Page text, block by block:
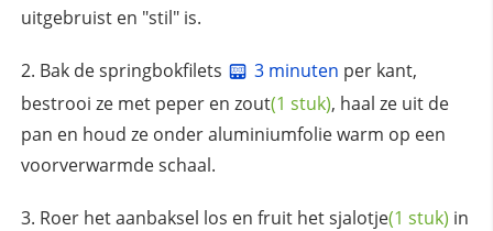
uitgebruist en "stil" is.
Bak de springbokfilets 3 minuten per kant,
bestrooi ze met peper en zout(1 stuk), haal ze uit de
pan en houd ze onder aluminiumfolie warm op een
voorverwarmde schaal.
Roer het aanbaksel los en fruit hetsjalotje(1 stuk) in